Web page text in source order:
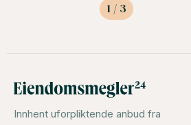
1 / 3
Innhent uforpliktende anbud fra